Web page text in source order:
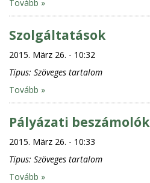
Tovább »
Szolgáltatások
2015. März 26. - 10:32
Típus: Szöveges tartalom
Tovább »
Pályázati beszámolók
2015. März 26. - 10:33
Típus: Szöveges tartalom
Tovább »